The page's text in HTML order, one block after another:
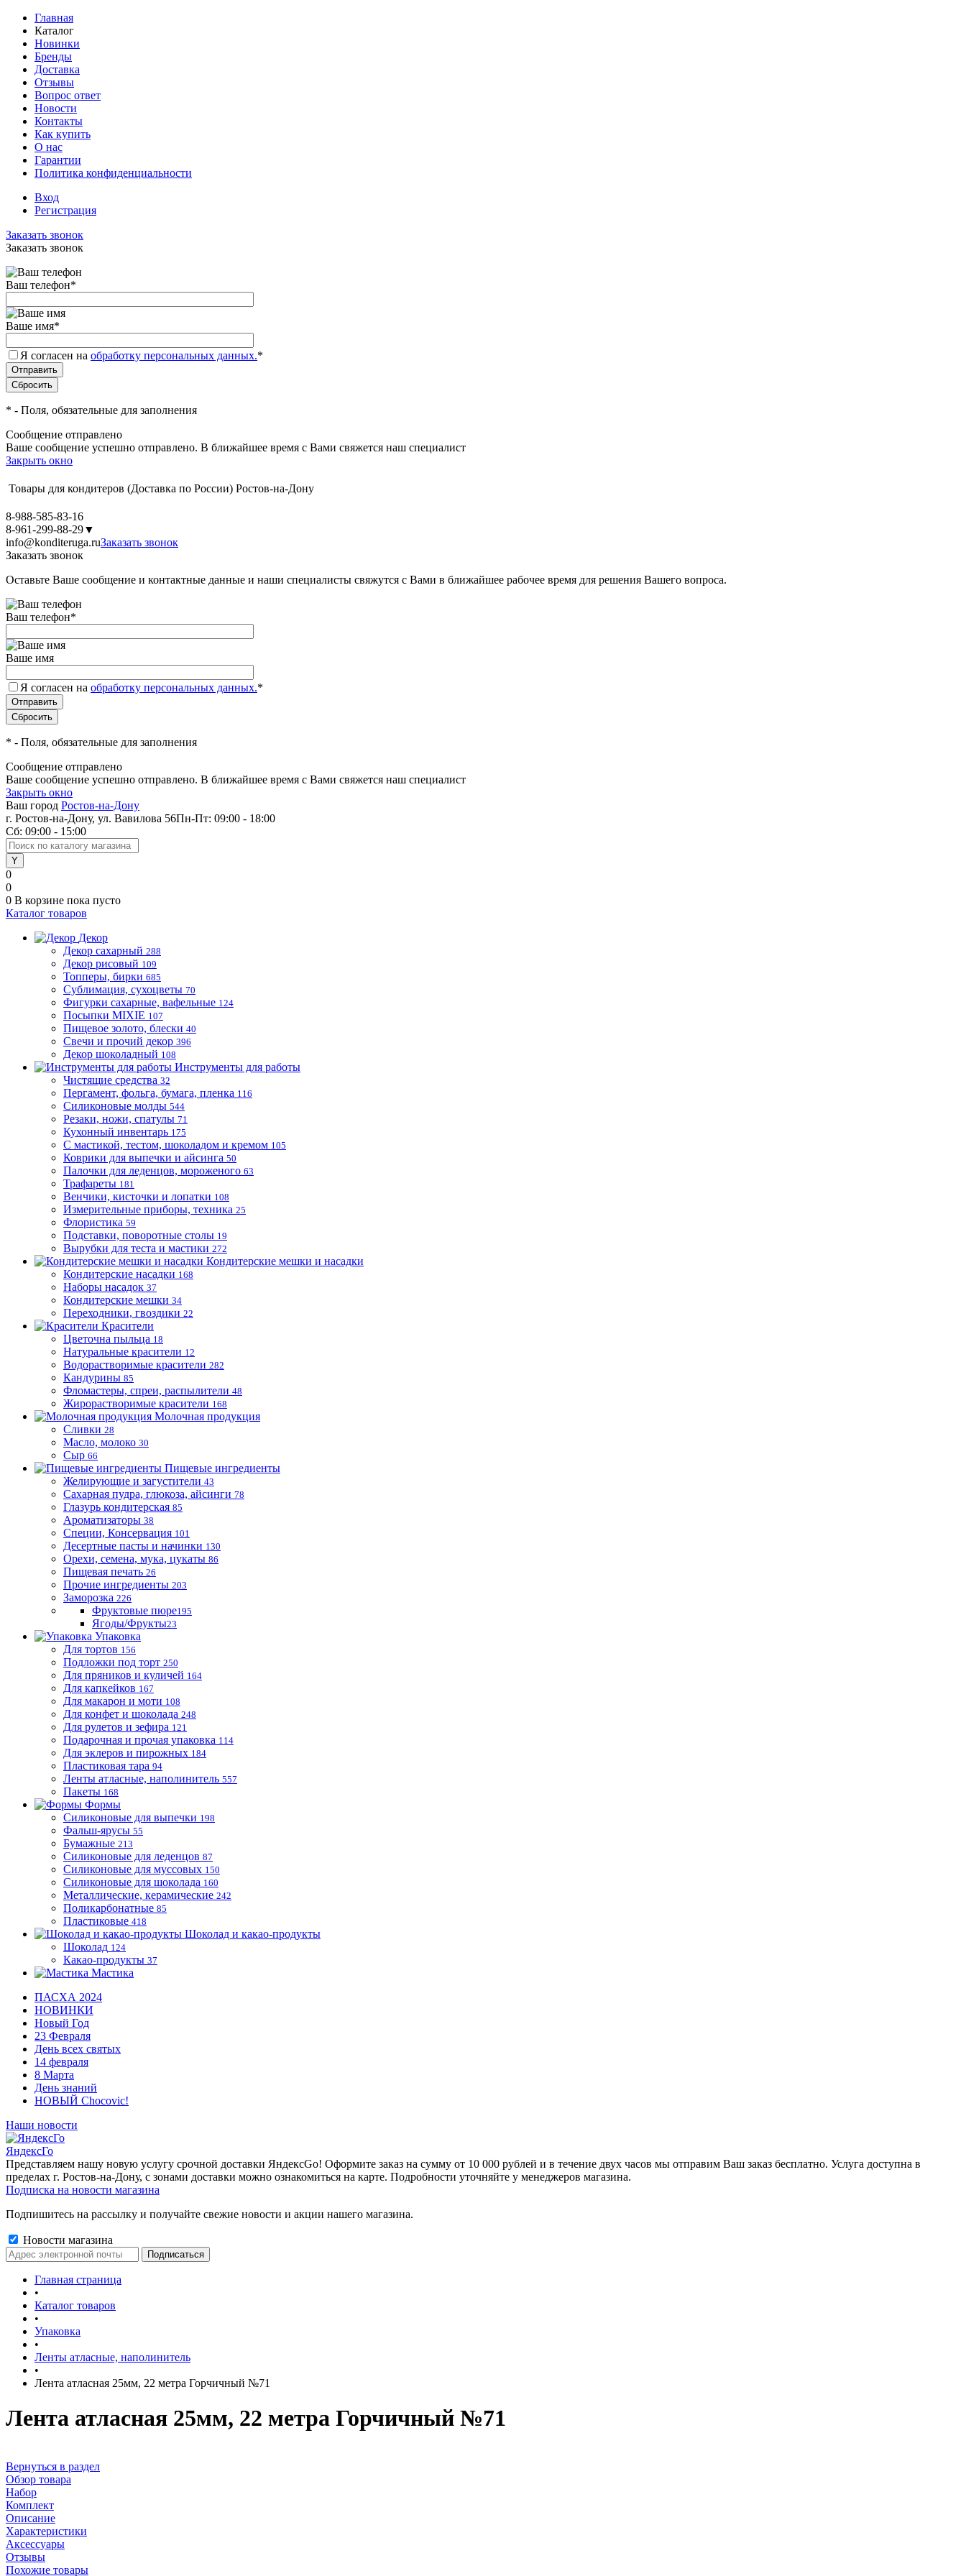
Главная
Каталог
Новинки
Бренды
Доставка
Отзывы
Вопрос ответ
Новости
Контакты
Как купить
О нас
Гарантии
Политика конфиденциальности
Вход
Регистрация
Заказать звонок
Заказать звонок
Ваш телефон*
Ваше имя*
Я согласен на обработку персональных данных.*
* - Поля, обязательные для заполнения
Сообщение отправлено
Ваше сообщение успешно отправлено. В ближайшее время с Вами свяжется наш специалист
Закрыть окно
Товары для кондитеров (Доставка по России) Ростов-на-Дону
8-988-585-83-16
8-961-299-88-29▼
info@konditeruga.ruЗаказать звонок
Заказать звонок
Оставьте Ваше сообщение и контактные данные и наши специалисты свяжутся с Вами в ближайшее рабочее время для решения Вашего вопроса.
Ваш телефон*
Ваше имя
Я согласен на обработку персональных данных.*
* - Поля, обязательные для заполнения
Сообщение отправлено
Ваше сообщение успешно отправлено. В ближайшее время с Вами свяжется наш специалист
Закрыть окно
Ваш город Ростов-на-Дону
г. Ростов-на-Дону, ул. Вавилова 56Пн-Пт: 09:00 - 18:00
Сб: 09:00 - 15:00
0
0
0 В корзине пока пусто
Каталог товаров
Декор
Декор сахарный 288
Декор рисовый 109
Топперы, бирки 685
Сублимация, сухоцветы 70
Фигурки сахарные, вафельные 124
Посыпки MIXIE 107
Пищевое золото, блески 40
Свечи и прочий декор 396
Декор шоколадный 108
Инструменты для работы
Чистящие средства 32
Пергамент, фольга, бумага, пленка 116
Силиконовые молды 544
Резаки, ножи, спатулы 71
Кухонный инвентарь 175
С мастикой, тестом, шоколадом и кремом 105
Коврики для выпечки и айсинга 50
Палочки для леденцов, мороженого 63
Трафареты 181
Венчики, кисточки и лопатки 108
Измерительные приборы, техника 25
Флористика 59
Подставки, поворотные столы 19
Вырубки для теста и мастики 272
Кондитерские мешки и насадки
Кондитерские насадки 168
Наборы насадок 37
Кондитерские мешки 34
Переходники, гвоздики 22
Красители
Цветочна пыльца 18
Натуральные красители 12
Водорастворимые красители 282
Кандурины 85
Фломастеры, спреи, распылители 48
Жирорастворимые красители 168
Молочная продукция
Сливки 28
Масло, молоко 30
Сыр 66
Пищевые ингредиенты
Желирующие и загустители 43
Сахарная пудра, глюкоза, айсинги 78
Глазурь кондитерская 85
Ароматизаторы 38
Специи, Консервация 101
Десертные пасты и начинки 130
Орехи, семена, мука, цукаты 86
Пищевая печать 26
Прочие ингредиенты 203
Заморозка 226
Фруктовые пюре195
Ягоды/Фрукты23
Упаковка
Для тортов 156
Подложки под торт 250
Для пряников и куличей 164
Для капкейков 167
Для макарон и моти 108
Для конфет и шоколада 248
Для рулетов и зефира 121
Подарочная и прочая упаковка 114
Для эклеров и пирожных 184
Пластиковая тара 94
Ленты атласные, наполинитель 557
Пакеты 168
Формы
Силиконовые для выпечки 198
Фальш-ярусы 55
Бумажные 213
Силиконовые для леденцов 87
Силиконовые для муссовых 150
Силиконовые для шоколада 160
Металлические, керамические 242
Поликарбонатные 85
Пластиковые 418
Шоколад и какао-продукты
Шоколад 124
Какао-продукты 37
Мастика
ПАСХА 2024
НОВИНКИ
Новый Год
23 Февраля
День всех святых
14 февраля
8 Марта
День знаний
НОВЫЙ Chocovic!
Наши новости
ЯндексГо
Представляем нашу новую услугу срочной доставки ЯндексGo! Оформите заказ на сумму от 10 000 рублей и в течение двух часов мы отправим Ваш заказ бесплатно. Услуга доступна в
пределах г. Ростов-на-Дону, с зонами доставки можно ознакомиться на карте. Подробности уточняйте у менеджеров магазина.
Подписка на новости магазина
Подпишитесь на рассылку и получайте свежие новости и акции нашего магазина.
Новости магазина
Главная страница
•
Каталог товаров
•
Упаковка
•
Ленты атласные, наполинитель
•
Лента атласная 25мм, 22 метра Горчичный №71
Лента атласная 25мм, 22 метра Горчичный №71
Вернуться в раздел
Обзор товара
Набор
Комплект
Описание
Характеристики
Аксессуары
Отзывы
Похожие товары